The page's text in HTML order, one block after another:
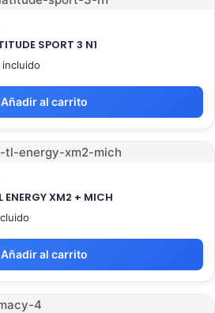
SPORT 3 N1
incluido
Añadir al carrito
XM2 + MICH
Añadir al carrito